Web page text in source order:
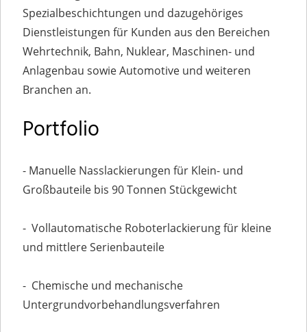
Spezialbeschichtungen und dazugehöriges
Dienstleistungen für Kunden aus den Bereichen
Wehrtechnik, Bahn, Nuklear, Maschinen- und
Anlagenbau sowie Automotive und weiteren
Branchen an.
Portfolio
- Manuelle Nasslackierungen für Klein- und
Großbauteile bis 90 Tonnen Stückgewicht
- Vollautomatische Roboterlackierung für kleine
und mittlere Serienbauteile
- Chemische und mechanische
Untergrundvorbehandlungsverfahren